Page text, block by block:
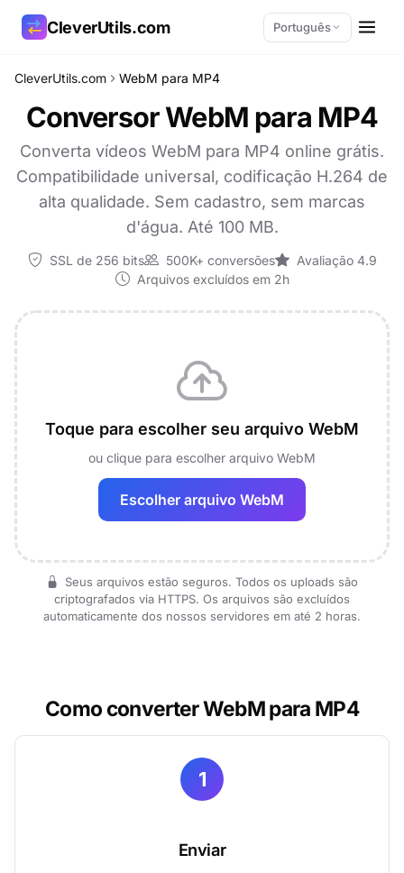
CleverUtils.com Português
CleverUtils.com WebM para MP4
Conversor WebM para MP4
Converta vídeos WebM para MP4 online grátis.
Compatibilidade universal, codificação H.264 de
alta qualidade. Sem cadastro, sem marcas
d'água. Até 100 MB.
SSL de 256 bits 500K+ conversões
Avaliação 4.9
Arquivos excluídos em 2h
Toque para escolher seu arquivo WebM
ou clique para escolher arquivo WebM
Escolher arquivo WebM
Seus arquivos estão seguros. Todos os uploads são
criptografados via HTTPS. Os arquivos são excluídos
automaticamente dos nossos servidores em até 2 horas.
Como converter WebM para MP4
1
Enviar
Copiar link